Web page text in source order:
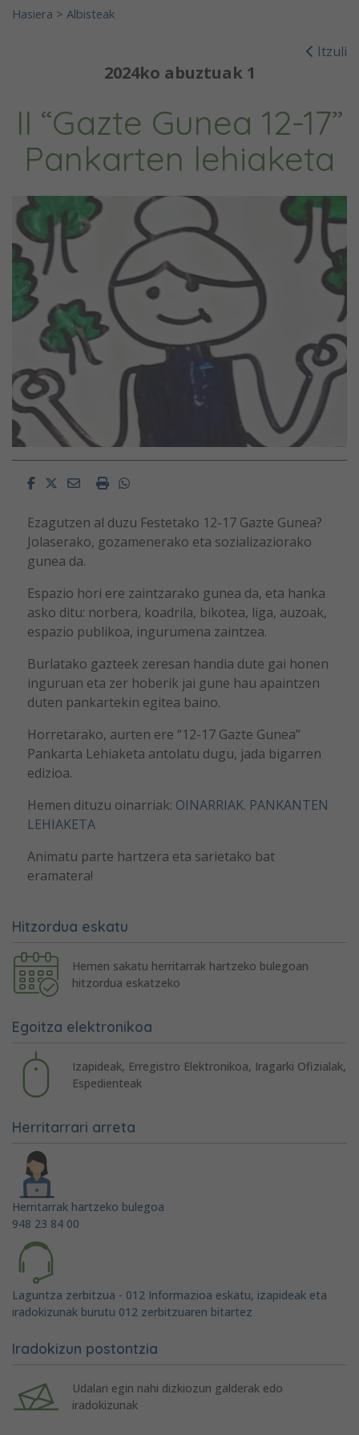
Hasiera > Albisteak
Itzuli
2024ko abuztuak 1
II “Gazte Gunea 12-17”
Pankarten lehiaketa
FacebookTwitterEmailImprimirWhatsapp
Ezagutzen al duzu Festetako 12-17 Gazte Gunea?
Jolaserako, gozamenerako eta sozializaziorako
gunea da.
Espazio hori ere zaintzarako gunea da, eta hanka
asko ditu: norbera, koadrila, bikotea, liga, auzoak,
espazio publikoa, ingurumena zaintzea.
Burlatako gazteek zeresan handia dute gai honen
inguruan eta zer hoberik jai gune hau apaintzen
duten pankartekin egitea baino.
Horretarako, aurten ere “12-17 Gazte Gunea”
Pankarta Lehiaketa antolatu dugu, jada bigarren
edizioa.
Hemen dituzu oinarriak: OINARRIAK. PANKANTEN
LEHIAKETA
Animatu parte hartzera eta sarietako bat
eramatera!
Hitzordua eskatu
Hemen sakatu herritarrak hartzeko bulegoan
hitzordua eskatzeko
Egoitza elektronikoa
Izapideak, Erregistro Elektronikoa, Iragarki Ofizialak,
Espedienteak
Herritarrari arreta
Herritarrak hartzeko bulegoa
948 23 84 00
Laguntza zerbitzua - 012 Informazioa eskatu, izapideak eta
iradokizunak burutu 012 zerbitzuaren bitartez
Iradokizun postontzia
Udalari egin nahi dizkiozun galderak edo
iradokizunak